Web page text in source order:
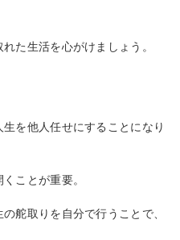
た生活を心がけましょう。
を他人任せにすることになり
ことが重要。
舵取りを自分で行うことで、